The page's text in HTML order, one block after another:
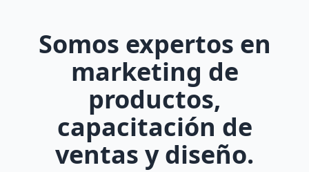
Somos expertos en
marketing de
productos,
capacitación de
ventas y diseño.